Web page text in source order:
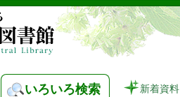
いろいろ検索 新着資料